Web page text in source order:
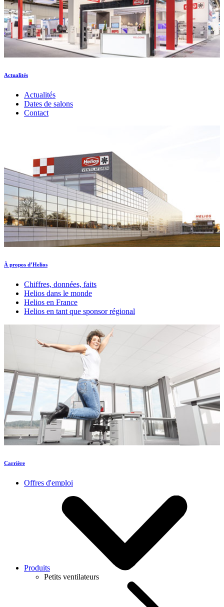
Actualités
Actualités
Dates de salons
Contact
À propos d’Helios
Chiffres, données, faits
Helios dans le monde
Helios en France
Helios en tant que sponsor régional
Carrière
Offres d'emploi
Produits
Petits ventilateurs